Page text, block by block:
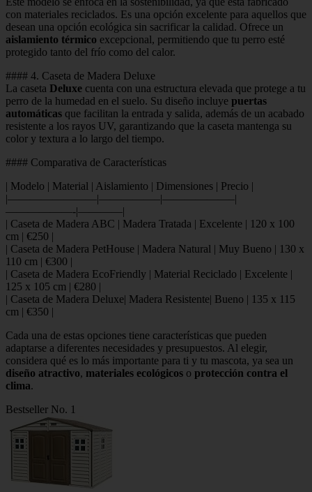
con materiales reciclados. Es una opción excelente para aquellos que
desean una opción ecológica sin sacrificar la calidad. Ofrece un
aislamiento térmico excepcional, permitiendo que tu perro esté
protegido tanto del frío como del calor.
#### 4. Caseta de Madera Deluxe
La caseta Deluxe cuenta con una estructura elevada que protege a tu
perro de la humedad en el suelo. Su diseño incluye puertas
automáticas que facilitan la entrada y salida, además de un acabado
resistente a los rayos UV, garantizando que la caseta mantenga su
color y textura a lo largo del tiempo.
#### Comparativa de Características
| Modelo | Material | Aislamiento | Dimensiones | Precio |
|————————|—————–|——————–|
——————-|————|
| Caseta de Madera ABC | Madera Tratada | Excelente | 120 x 100
cm | €250 |
| Caseta de Madera PetHouse | Madera Natural | Muy Bueno | 130 x
110 cm | €300 |
| Caseta de Madera EcoFriendly | Material Reciclado | Excelente |
125 x 105 cm | €280 |
| Caseta de Madera Deluxe| Madera Resistente| Bueno | 135 x 115
cm | €350 |
Cada una de estas opciones tiene características que pueden
adaptarse a diferentes necesidades y presupuestos. Al elegir,
considera qué es lo más importante para ti y tu mascota, ya sea un
diseño atractivo, materiales ecológicos o protección contra el
clima.
Bestseller No. 1